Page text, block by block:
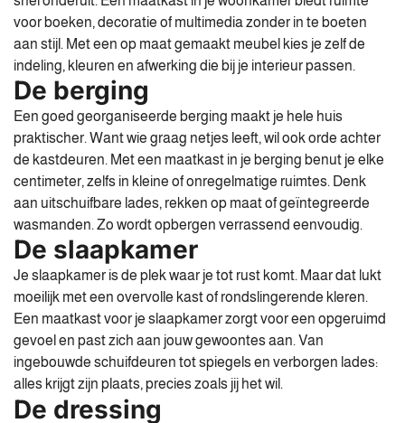
voor boeken, decoratie of multimedia zonder in te boeten
aan stijl. Met een op maat gemaakt meubel kies je zelf de
indeling, kleuren en afwerking die bij je interieur passen.
De berging
Een goed georganiseerde berging maakt je hele huis
praktischer. Want wie graag netjes leeft, wil ook orde achter
de kastdeuren. Met een maatkast in je berging benut je elke
centimeter, zelfs in kleine of onregelmatige ruimtes. Denk
aan uitschuifbare lades, rekken op maat of geïntegreerde
wasmanden. Zo wordt opbergen verrassend eenvoudig.
De slaapkamer
Je slaapkamer is de plek waar je tot rust komt. Maar dat lukt
moeilijk met een overvolle kast of rondslingerende kleren.
Een maatkast voor je slaapkamer zorgt voor een opgeruimd
gevoel en past zich aan jouw gewoontes aan. Van
ingebouwde schuifdeuren tot spiegels en verborgen lades:
alles krijgt zijn plaats, precies zoals jij het wil.
De dressing